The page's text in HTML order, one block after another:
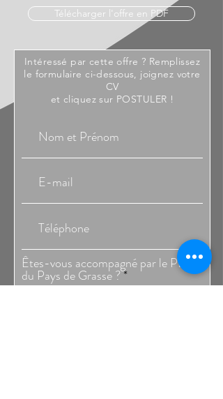
Télécharger l'offre en PDF
Intéressé par cette offre ? Remplissez
le formulaire ci-dessous, joignez votre
CV
et cliquez sur POSTULER !
Êtes-vous accompagné par le PLIE
du Pays de Grasse ?*